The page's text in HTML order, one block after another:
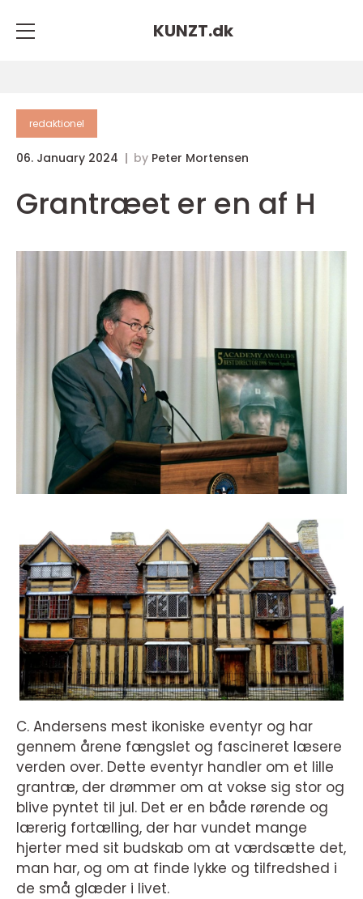
KUNZT.dk
redaktionel
06. January 2024 by Peter Mortensen
Grantræet er en af H
C. Andersens mest ikoniske eventyr og har
gennem årene fængslet og fascineret læsere
verden over. Dette eventyr handler om et lille
grantræ, der drømmer om at vokse sig stor og
blive pyntet til jul. Det er en både rørende og
lærerig fortælling, der har vundet mange
hjerter med sit budskab om at værdsætte det,
man har, og om at finde lykke og tilfredshed i
de små glæder i livet.